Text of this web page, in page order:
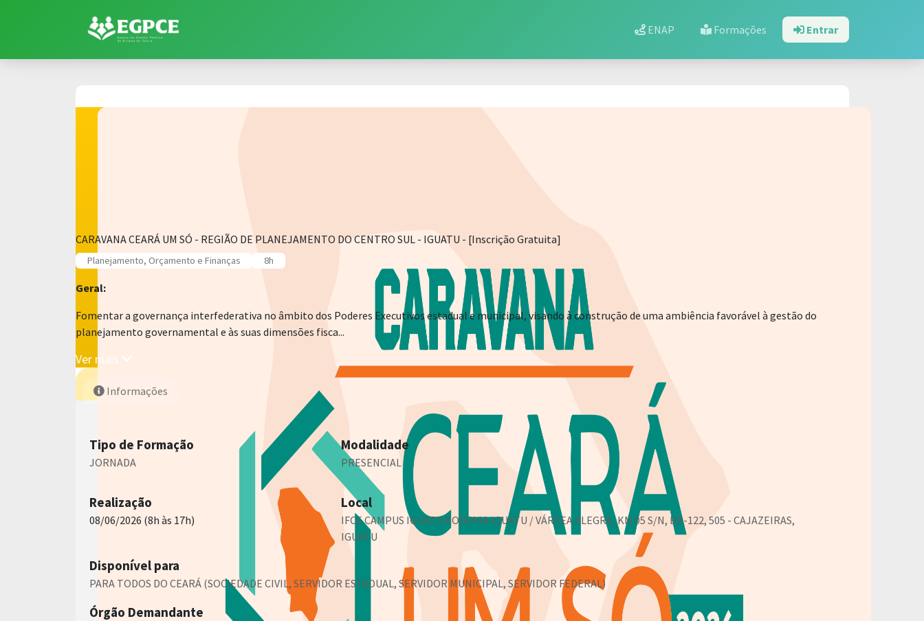
ENAP Formações Entrar
CARAVANA CEARÁ UM SÓ - REGIÃO DE PLANEJAMENTO DO CENTRO SUL - IGUATU - [Inscrição Gratuita]
Planejamento, Orçamento e Finanças 8h
Geral:
Fomentar a governança interfederativa no âmbito dos Poderes Executivos estadual e municipal, visando à construção de uma ambiência favorável à gestão do
planejamento governamental e às suas dimensões fisca...
Ver mais
Informações
Tipo de Formação
JORNADA
Modalidade
PRESENCIAL
Realização
08/06/2026 (8h às 17h)
Local
IFCE CAMPUS IGUATU RODOVIA IGUATU / VÁRZEA ALEGRE, KM 05 S/N, BR-122, 505 - CAJAZEIRAS,
IGUATU
Disponível para
PARA TODOS DO CEARÁ (SOCIEDADE CIVIL, SERVIDOR ESTADUAL, SERVIDOR MUNICIPAL, SERVIDOR FEDERAL)
Órgão Demandante